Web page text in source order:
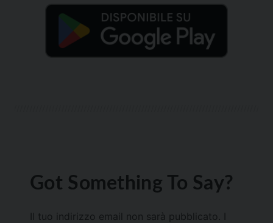
Got Something To Say?
Il tuo indirizzo email non sarà pubblicato.